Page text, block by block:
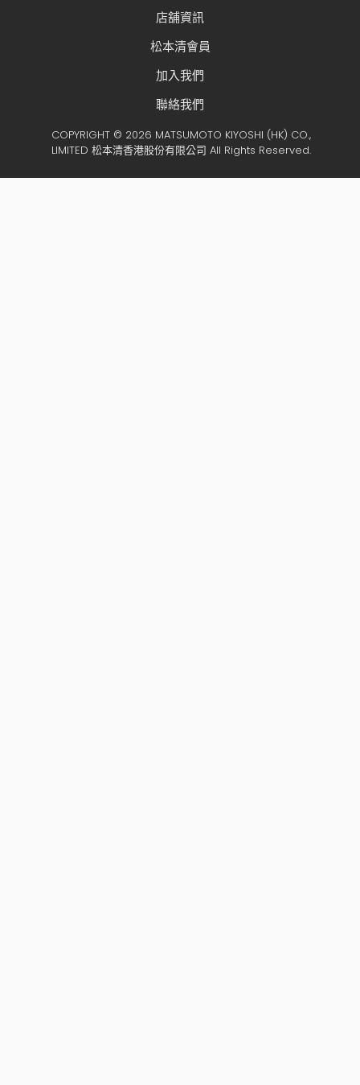
店舖資訊
松本清會員
加入我們
聯絡我們
COPYRIGHT © 2026 MATSUMOTO KIYOSHI (HK) CO.,
LIMITED 松本清香港股份有限公司 All Rights Reserved.